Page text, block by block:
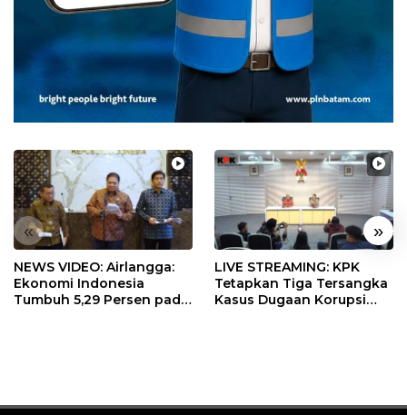
« »
NEWS VIDEO: Airlangga:
Ekonomi Indonesia
Tumbuh 5,29 Persen pada
LIVE STREAMING: KPK
Tetapkan Tiga Tersangka
Kasus Dugaan Korupsi